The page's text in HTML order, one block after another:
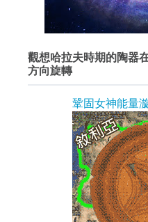
觀想哈拉夫時期的陶器
方向旋轉
鞏固女神能量